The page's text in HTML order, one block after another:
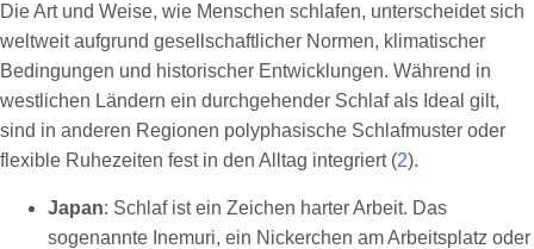
Die Art und Weise, wie Menschen schlafen, unterscheidet sich
weltweit aufgrund gesellschaftlicher Normen, klimatischer
Bedingungen und historischer Entwicklungen. Während in
westlichen Ländern ein durchgehender Schlaf als Ideal gilt,
sind in anderen Regionen polyphasische Schlafmuster oder
flexible Ruhezeiten fest in den Alltag integriert (2).
Japan: Schlaf ist ein Zeichen harter Arbeit. Das
sogenannte Inemuri, ein Nickerchen am Arbeitsplatz oder